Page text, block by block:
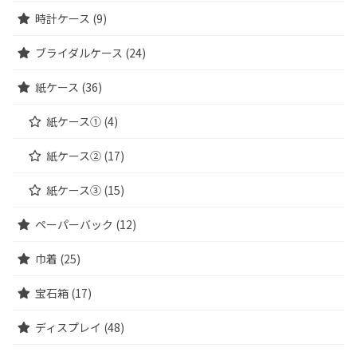
時計ケース (9)
ブライダルケース (24)
紙ケース (36)
紙ケース① (4)
紙ケース② (17)
紙ケース③ (15)
ペーパーバック (12)
巾着 (25)
宝石箱 (17)
ディスプレイ (48)